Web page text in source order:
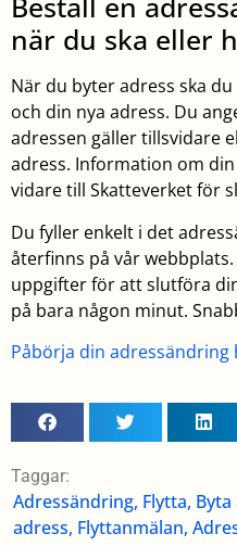
när du ska eller
När du byter adress ska
och din nya adress. Du
adressen gäller tillsvidare
adress. Information om
vidare till Skatteverket för
Du fyller enkelt i det
återfinns på vår
uppgifter för att slutföra
på bara någon minut.
Påbörja din adressändring
Taggar:
Adressändring, Flytta,
adress, Flyttanmälan,